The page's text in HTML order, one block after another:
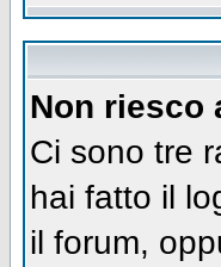
Non riesco
Ci sono tre
hai fatto il
il forum,